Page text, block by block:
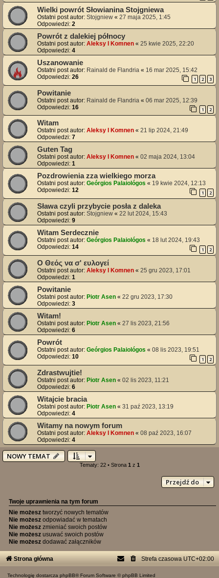
Wielki powrót Słowianina Stojgniewa
Ostatni post autor: Stojgniew « 27 maja 2025, 1:45
Odpowiedzi: 2
Powrót z dalekiej północy
Ostatni post autor: Aleksy I Komnen « 25 kwie 2025, 22:20
Odpowiedzi: 4
Uszanowanie
Ostatni post autor: Rainald de Flandria « 16 mar 2025, 15:42
Odpowiedzi: 26 1 2 3
Powitanie
Ostatni post autor: Rainald de Flandria « 06 mar 2025, 12:39
Odpowiedzi: 16 1 2
Witam
Ostatni post autor: Aleksy I Komnen « 21 lip 2024, 21:49
Odpowiedzi: 7
Guten Tag
Ostatni post autor: Aleksy I Komnen « 02 maja 2024, 13:04
Odpowiedzi: 1
Pozdrowienia zza wielkiego morza
Ostatni post autor: Geórgios Palaiológos « 19 kwie 2024, 12:13
Odpowiedzi: 12 1 2
Sława czyli przybycie posła z daleka
Ostatni post autor: Stojgniew « 22 lut 2024, 15:43
Odpowiedzi: 9
Witam Serdecznie
Ostatni post autor: Geórgios Palaiológos « 18 lut 2024, 19:43
Odpowiedzi: 14 1 2
Ο Θεός να σ' ευλογεί
Ostatni post autor: Aleksy I Komnen « 25 gru 2023, 17:01
Odpowiedzi: 1
Powitanie
Ostatni post autor: Piotr Asen « 22 gru 2023, 17:30
Odpowiedzi: 3
Witam!
Ostatni post autor: Piotr Asen « 27 lis 2023, 21:56
Odpowiedzi: 6
Powrót
Ostatni post autor: Geórgios Palaiológos « 08 lis 2023, 19:51
Odpowiedzi: 10 1 2
Zdrastwujtie!
Ostatni post autor: Piotr Asen « 02 lis 2023, 11:21
Odpowiedzi: 6
Witajcie bracia
Ostatni post autor: Piotr Asen « 31 paź 2023, 13:19
Odpowiedzi: 4
Witamy na nowym forum
Ostatni post autor: Aleksy I Komnen « 08 paź 2023, 16:07
Odpowiedzi: 4
NOWY TEMAT
Tematy: 22 • Strona 1 z 1
Przejdź do
Twoje uprawnienia na tym forum
Nie możesz tworzyć nowych tematów
Nie możesz odpowiadać w tematach
Nie możesz zmieniać swoich postów
Nie możesz usuwać swoich postów
Nie możesz dodawać załączników
Strona główna Strefa czasowaUTC+02:00
Technologię dostarcza phpBB® Forum Software © phpBB Limited